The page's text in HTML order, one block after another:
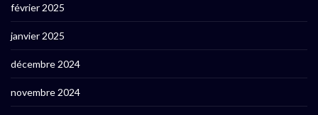
février 2025
janvier 2025
décembre 2024
novembre 2024